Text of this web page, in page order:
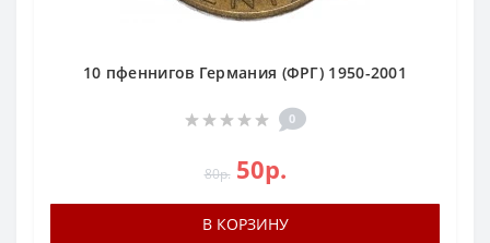
10 пфеннигов Германия (ФРГ) 1950-2001
0
80р. 50р.
В КОРЗИНУ